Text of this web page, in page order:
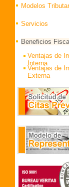
Modelos
Servicios
Beneficios
Ventajas de
Interna
Ventajas de
Externa